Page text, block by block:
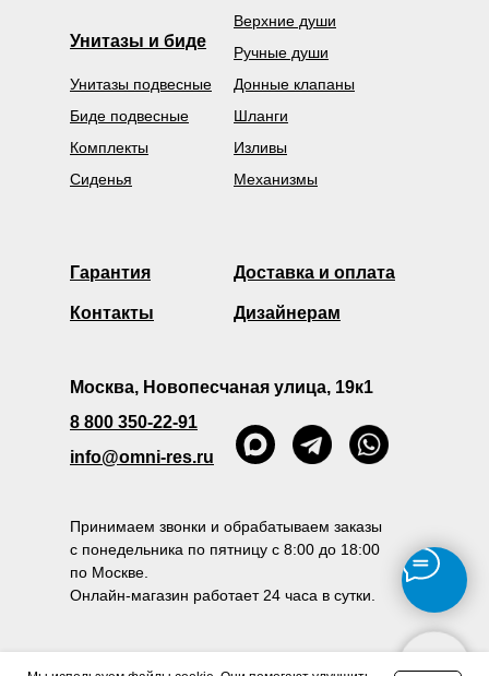
Верхние души
Ручные души
Механизмы
Донные клапаны
Шланги
Изливы
Унитазы и биде
Унитазы подвесные
Биде подвесные
Комплекты
Принимаем звонки и обрабатываем заказы
с понедельника по пятницу с 8:00 до 18:00
по Москве.
Онлайн-магазин работает 24 часа в сутки.
Дизайнерам
Доставка и оплата
Москва, Новопесчаная улица, 19к1
8 800 350-22-91
info@omni-res.ru
Гарантия
Контакты
Сиденья